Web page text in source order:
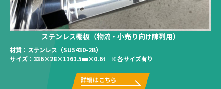
ステンレス棚板（物流・小売り向け陳列用）
材質： ステンレス（SUS430-2B）
サイズ： 336×28×1160.5㎜×0.6t ※各サイズ有り
詳細はこちら